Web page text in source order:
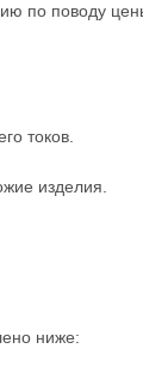
поводу
токов.
изделия.
ниже: